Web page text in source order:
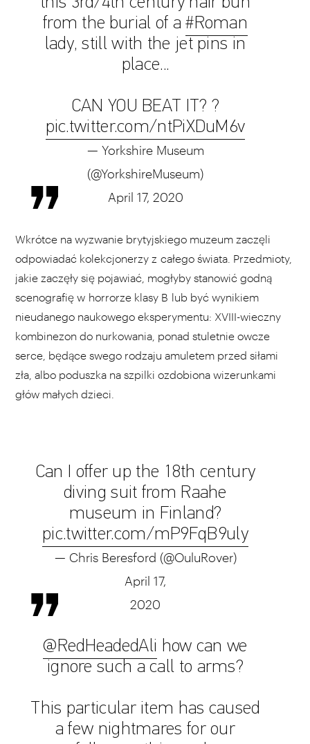
from the burial of a#Roman
lady, still with the jet pins in
place...
CAN YOU BEAT IT? ?
pic.twitter.com/ntPiXDuM6v
— Yorkshire Museum
(@YorkshireMuseum)
April 17, 2020
Wkrótce na wyzwanie brytyjskiego muzeum zaczęli
odpowiadać kolekcjonerzy z całego świata. Przedmioty,
jakie zaczęły się pojawiać, mogłyby stanowić godną
scenografię w horrorze klasy B lub być wynikiem
nieudanego naukowego eksperymentu: XVIII-wieczny
kombinezon do nurkowania, ponad stuletnie owcze
serce, będące swego rodzaju amuletem przed siłami
zła, albo poduszka na szpilki ozdobiona wizerunkami
głów małych dzieci.
Can I offer up the 18th century
diving suit from Raahe
museum in Finland?
pic.twitter.com/mP9FqB9uly
— Chris Beresford (@OuluRover)
April 17,
2020
@RedHeadedAli how can we
ignore such a call to arms?
This particular item has caused
a few nightmares for our